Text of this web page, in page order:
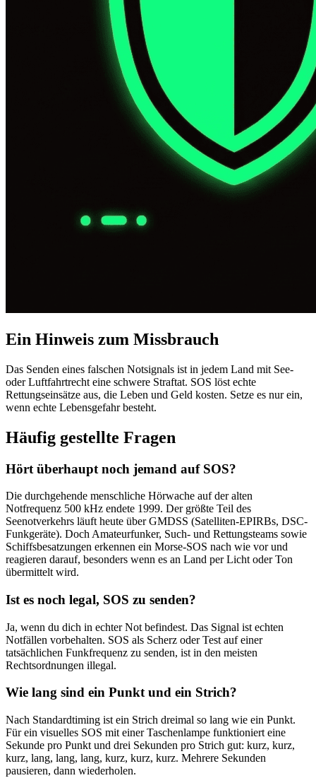
Ein Hinweis zum Missbrauch
Das Senden eines falschen Notsignals ist in jedem Land mit See-
oder Luftfahrtrecht eine schwere Straftat. SOS löst echte
Rettungseinsätze aus, die Leben und Geld kosten. Setze es nur ein,
wenn echte Lebensgefahr besteht.
Häufig gestellte Fragen
Hört überhaupt noch jemand auf SOS?
Die durchgehende menschliche Hörwache auf der alten
Notfrequenz 500 kHz endete 1999. Der größte Teil des
Seenotverkehrs läuft heute über GMDSS (Satelliten-EPIRBs, DSC-
Funkgeräte). Doch Amateurfunker, Such- und Rettungsteams sowie
Schiffsbesatzungen erkennen ein Morse-SOS nach wie vor und
reagieren darauf, besonders wenn es an Land per Licht oder Ton
übermittelt wird.
Ist es noch legal, SOS zu senden?
Ja, wenn du dich in echter Not befindest. Das Signal ist echten
Notfällen vorbehalten. SOS als Scherz oder Test auf einer
tatsächlichen Funkfrequenz zu senden, ist in den meisten
Rechtsordnungen illegal.
Wie lang sind ein Punkt und ein Strich?
Nach Standardtiming ist ein Strich dreimal so lang wie ein Punkt.
Für ein visuelles SOS mit einer Taschenlampe funktioniert eine
Sekunde pro Punkt und drei Sekunden pro Strich gut: kurz, kurz,
kurz, lang, lang, lang, kurz, kurz, kurz. Mehrere Sekunden
pausieren, dann wiederholen.